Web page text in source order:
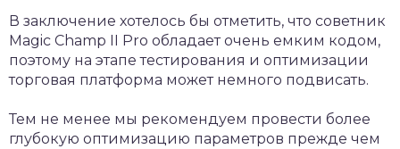
В заключение хотелось бы отметить, что советник
Magic Champ II Pro обладает очень емким кодом,
поэтому на этапе тестирования и оптимизации
торговая платформа может немного подвисать.
Тем не менее мы рекомендуем провести более
глубокую оптимизацию параметров прежде чем